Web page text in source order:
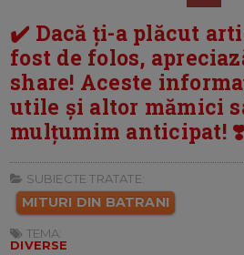
✔️ Dacă ți-a plăcut
fost de folos,
share! Aceste
utile și altor mămici
mulțumim anticipat!
SUBIECTE TRATATE:
MITURI DIN BATRANI
TEMA:
DIVERSE